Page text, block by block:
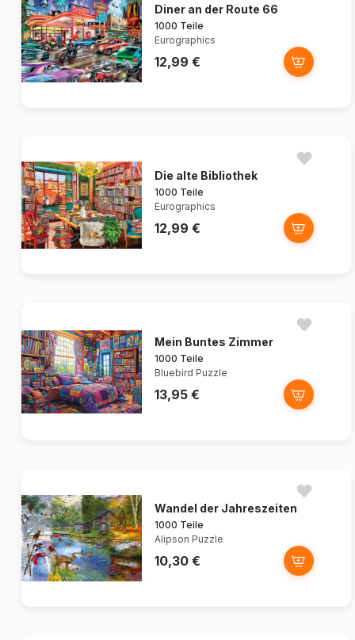
Diner an der Route 66
1000 Teile
Eurographics
12,99 €
Die alte Bibliothek
1000 Teile
Eurographics
12,99 €
Mein Buntes Zimmer
1000 Teile
Bluebird Puzzle
13,95 €
Wandel der Jahreszeiten
1000 Teile
Alipson Puzzle
10,30 €